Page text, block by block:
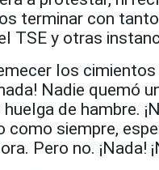
terminar con
TSE y otras
los
Nadie quemó
de hambre.
como siempre,
Pero no. ¡Nada!